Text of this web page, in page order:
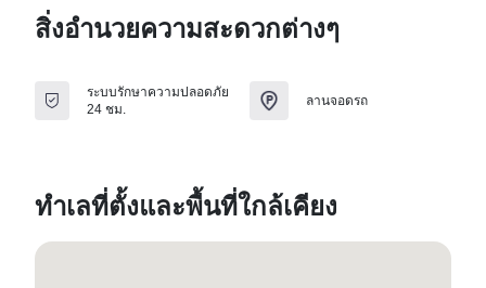
สิ่งอำนวยความสะดวกต่างๆ
ระบบรักษาความปลอดภัย
24 ชม.
ลานจอดรถ
ทำเลที่ตั้งและพื้นที่ใกล้เคียง